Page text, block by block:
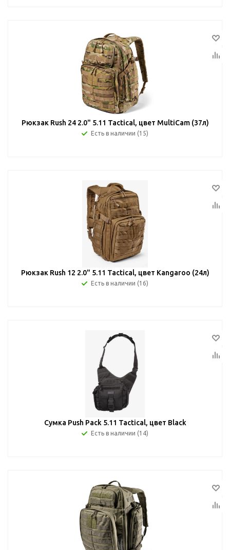
Рюкзак Rush 24 2.0" 5.11 Tactical, цвет MultiCam (37л)
Есть в наличии (15)
Рюкзак Rush 12 2.0" 5.11 Tactical, цвет Kangaroo (24л)
Есть в наличии (16)
Сумка Push Pack 5.11 Tactical, цвет Black
Есть в наличии (14)